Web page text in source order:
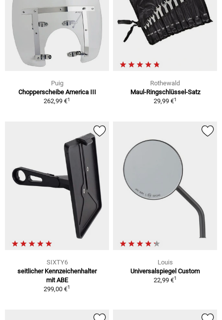
Puig
Chopperscheibe America III
262,99 €1
Rothewald
Maul-Ringschlüssel-Satz
29,99 €1
SIXTY6
seitlicher Kennzeichenhalter
mit ABE
299,00 €1
Louis
Universalspiegel Custom
22,99 €1